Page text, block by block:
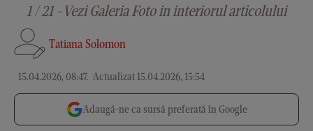
Tatiana Solomon
15.04.2026, 08:47. Actualizat 15.04.2026, 15:54
1 / 21 - Vezi Galeria Foto in interiorul articolului
Adaugă-ne ca sursă preferată în Google